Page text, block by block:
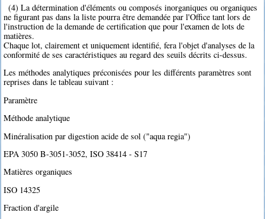
(4) La détermination d'éléments ou composés inorganiques ou organiques
ne figurant pas dans la liste pourra être demandée par l'Office tant lors de
l'instruction de la demande de certification que pour l'examen de lots de
matières.
Chaque lot, clairement et uniquement identifié, fera l'objet d'analyses de la
conformité de ses caractéristiques au regard des seuils décrits ci-dessus.
Les méthodes analytiques préconisées pour les différents paramètres sont
reprises dans le tableau suivant :
Paramètre
Méthode analytique
Minéralisation par digestion acide de sol ("aqua regia")
EPA 3050 B-3051-3052, ISO 38414 - S17
Matières organiques
ISO 14325
Fraction d'argile